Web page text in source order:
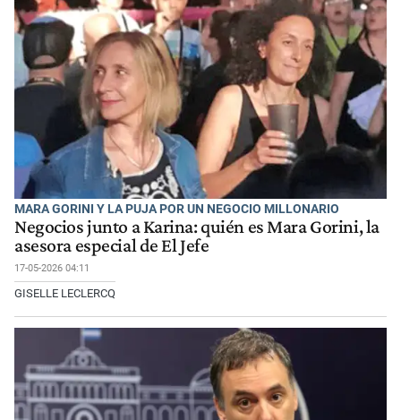
MARA GORINI Y LA PUJA POR UN NEGOCIO MILLONARIO
Negocios junto a Karina: quién es Mara Gorini, la
asesora especial de El Jefe
17-05-2026 04:11
GISELLE LECLERCQ